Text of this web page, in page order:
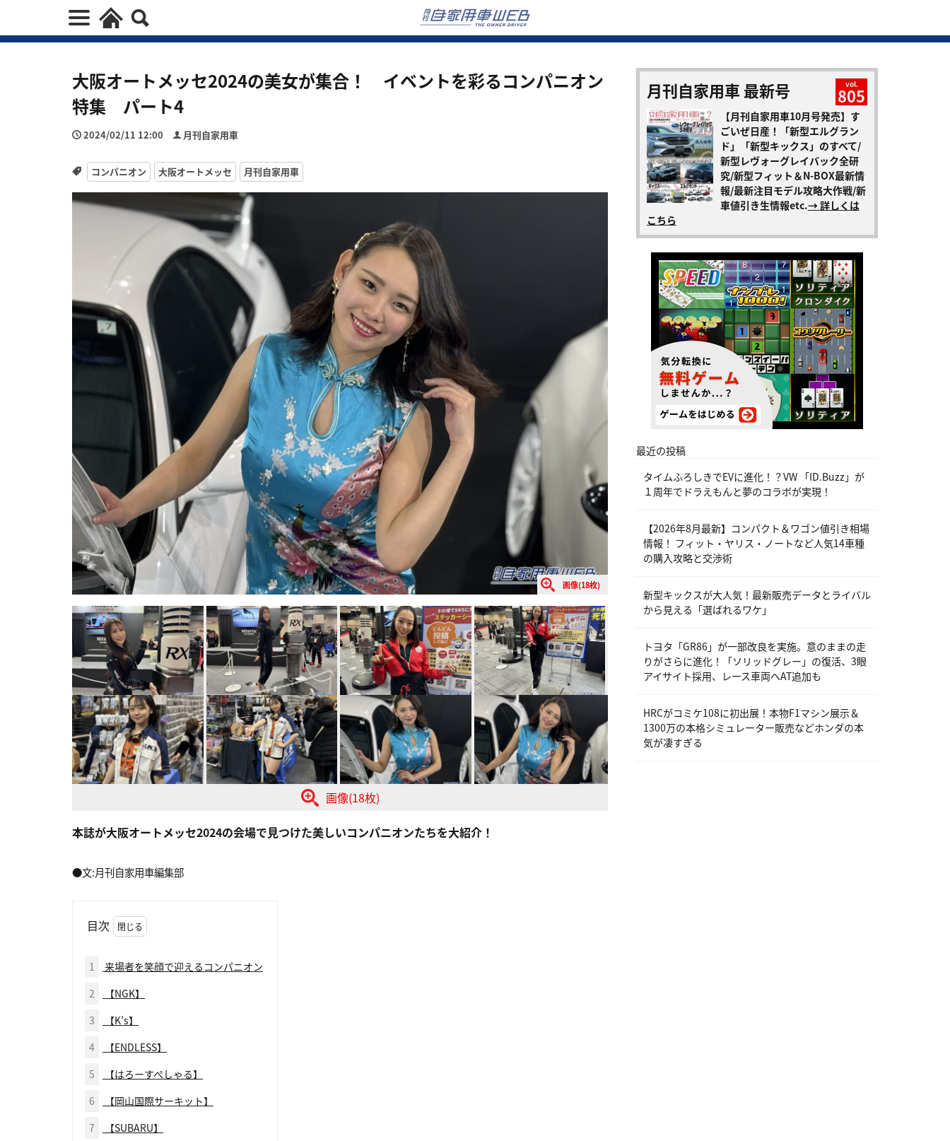
大阪オートメッセ2024の美女が集合！ イベントを彩るコンパニオン
特集 パート4
2024/02/11 12:00 月刊自家用車
コンパニオン 大阪オートメッセ 月刊自家用車
画像(18枚)
画像(18枚)
本誌が大阪オートメッセ2024の会場で見つけた美しいコンパニオンたちを大紹介！
●文:月刊自家用車編集部
目次
1
来場者を笑顔で迎えるコンパニオン
2
【NGK】
3
【K’s】
4
【ENDLESS】
5
【はろーすぺしゃる】
6
【岡山国際サーキット】
7
【SUBARU】
月刊自家用車 最新号 vol.
805
【月刊自家用車10月号発売】す
ごいぜ日産！「新型エルグラン
ド」「新型キックス」のすべて/
新型レヴォーグレイバック全研
究/新型フィット＆N-BOX最新情
報/最新注目モデル攻略大作戦/新
車値引き生情報etc.→ 詳しくは
こちら
最近の投稿
タイムふろしきでEVに進化！？VW 「ID.Buzz」が
１周年でドラえもんと夢のコラボが実現！
【2026年8月最新】コンパクト＆ワゴン値引き相場
情報！ フィット・ヤリス・ノートなど人気14車種
の購入攻略と交渉術
新型キックスが大人気！最新販売データとライバル
から見える「選ばれるワケ」
トヨタ「GR86」が一部改良を実施。意のままの走
りがさらに進化！「ソリッドグレー」の復活、3眼
アイサイト採用、レース車両へAT追加も
HRCがコミケ108に初出展！本物F1マシン展示＆
1300万の本格シミュレーター販売などホンダの本
気が凄すぎる